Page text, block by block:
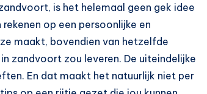
is het helemaal geen gek idee
op een persoonlijke en
maakt, bovendien van hetzelfde
zandvoort zou leveren. De uiteindelijke
En dat maakt het natuurlijk niet per